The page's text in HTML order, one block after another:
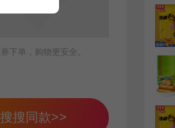
下单，购物更安全。
搜搜同款>>